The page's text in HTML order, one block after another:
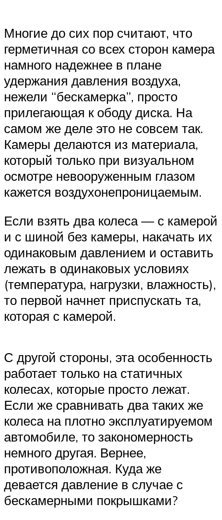
Многие до сих пор считают, что
герметичная со всех сторон камера
намного надежнее в плане
удержания давления воздуха,
нежели “бескамерка”, просто
прилегающая к ободу диска. На
самом же деле это не совсем так.
Камеры делаются из материала,
который только при визуальном
осмотре невооруженным глазом
кажется воздухонепроницаемым.
Если взять два колеса — с камерой
и с шиной без камеры, накачать их
одинаковым давлением и оставить
лежать в одинаковых условиях
(температура, нагрузки, влажность),
то первой начнет приспускать та,
которая с камерой.
С другой стороны, эта особенность
работает только на статичных
колесах, которые просто лежат.
Если же сравнивать два таких же
колеса на плотно эксплуатируемом
автомобиле, то закономерность
немного другая. Вернее,
противоположная. Куда же
девается давление в случае с
бескамерными покрышками?